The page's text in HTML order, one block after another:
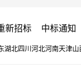
新招标 中标通知
湖北四川 河北河南天津山